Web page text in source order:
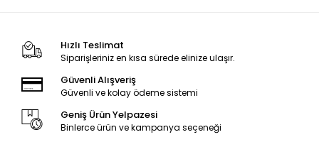
Hızlı Teslimat
Siparişleriniz en kısa sürede elinize ulaşır.
Güvenli Alışveriş
Güvenli ve kolay ödeme sistemi
Geniş Ürün Yelpazesi
Binlerce ürün ve kampanya seçeneği